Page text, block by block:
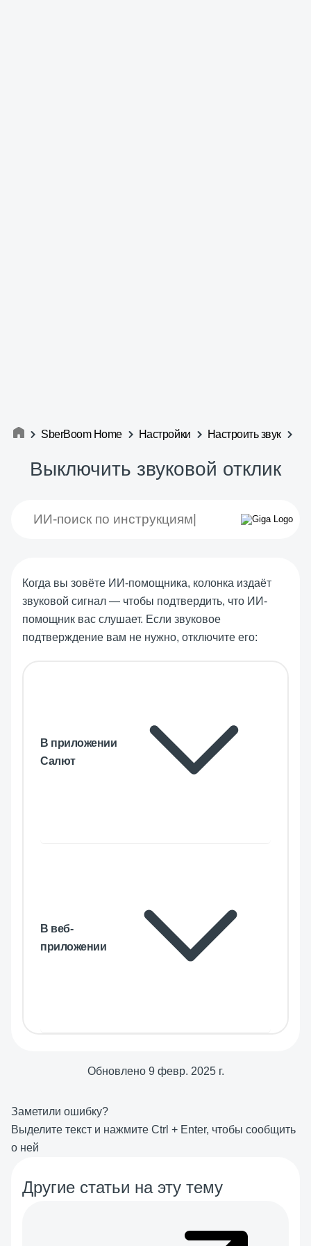
SberBoom Home Настройки Настроить звук
Выключить звуковой отклик
Когда вы зовёте ИИ-помощника, колонка издаёт
звуковой сигнал — чтобы подтвердить, что ИИ-
помощник вас слушает. Если звуковое
подтверждение вам не нужно, отключите его:
В приложении
Салют
В веб-
приложении
Обновлено 9 февр. 2025 г.
Заметили ошибку?
Выделите текст и нажмите Ctrl + Enter, чтобы сообщить
о ней
Другие статьи на эту тему